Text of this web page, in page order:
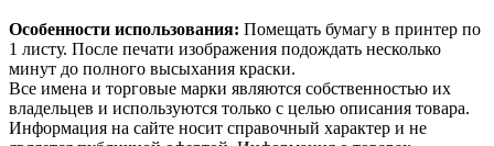
Особенности использования: Помещать бумагу в принтер по
1 листу. После печати изображения подождать несколько
минут до полного высыхания краски.
Все имена и торговые марки являются собственностью их
владельцев и используются только с целью описания товара.
Информация на сайте носит справочный характер и не